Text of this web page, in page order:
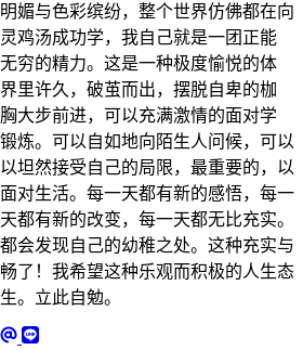
媚与色彩缤纷，整个世界仿佛都在向
鸡汤成功学，我自己就是一团正能
穷的精力。这是一种极度愉悦的体
里许久，破茧而出，摆脱自卑的枷
大步前进，可以充满激情的面对学
炼。可以自如地向陌生人问候，可以
坦然接受自己的局限，最重要的，以
对生活。每一天都有新的感悟，每一
都有新的改变，每一天都无比充实。
会发现自己的幼稚之处。这种充实与
了！我希望这种乐观而积极的人生态
。立此自勉。